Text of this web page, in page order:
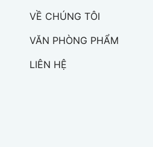
VỀ CHÚNG TÔI
VĂN PHÒNG PHẨM
LIÊN HỆ